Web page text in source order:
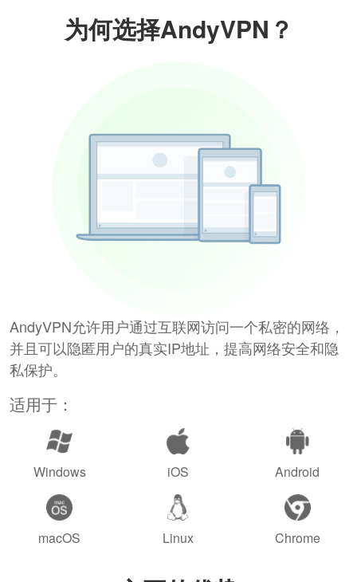
为何选择AndyVPN？
AndyVPN允许用户通过互联网访问一个私密的网络，
并且可以隐匿用户的真实IP地址，提高网络安全和隐
私保护。
适用于：
Windows iOS Android
macOS Linux Chrome